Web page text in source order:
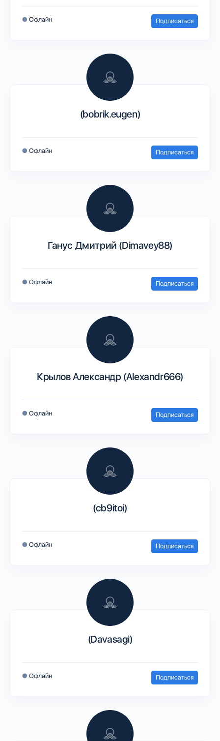
● Офлайн Подписаться
(bobrik.eugen)
● Офлайн Подписаться
Ганус Дмитрий (Dimavey88)
● Офлайн Подписаться
Крылов Александр (Alexandr666)
● Офлайн Подписаться
(cb9itoi)
● Офлайн Подписаться
(Davasagi)
● Офлайн Подписаться